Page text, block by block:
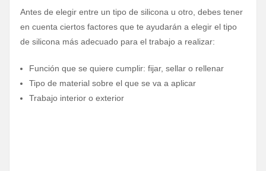
Antes de elegir entre un tipo de silicona u otro, debes tener
en cuenta ciertos factores que te ayudarán a elegir el tipo
de silicona más adecuado para el trabajo a realizar:
Función que se quiere cumplir: fijar, sellar o rellenar
Tipo de material sobre el que se va a aplicar
Trabajo interior o exterior